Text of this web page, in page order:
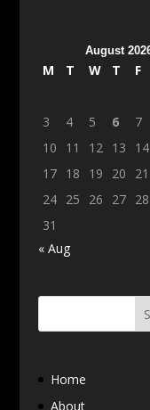
August
M T W T F
3
4 5 6 7
10
11 12 13 14
17
18 19 20 21
24
25 26 27 28
31
« Aug
Home
About